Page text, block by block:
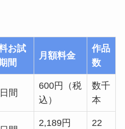
お試
間
月額料金
作品
数
間
600円（税
込）
数千
本
2,189円 22